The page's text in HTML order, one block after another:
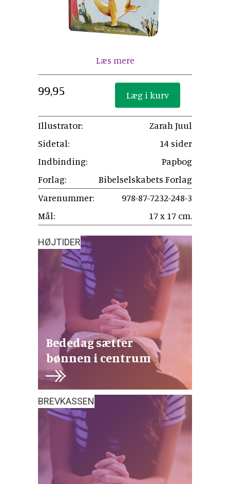
Læs mere
99,95
Illustrator:
Zarah Juul
Sidetal:
14 sider
Indbinding:
Papbog
Forlag:
Bibelselskabets Forlag
Varenummer:
978-87-7232-248-3
Mål:
17 x 17 cm.
HØJTIDER
Bededag sætter
bønnen i centrum
BREVKASSEN